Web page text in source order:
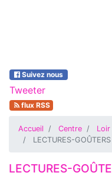
Suivez nous
Tweeter
flux RSS
Accueil Centre
LECTURES-GOÛTERS
LECTURES-